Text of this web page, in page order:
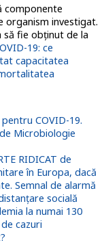
componente
organism investigat.
să fie obținut de la
19: ce
capacitatea
COVID-19.
Microbiologie
RIDICAT de
în Europa, dacă
Semnal de alarmă
socială
la numai 130
cazuri